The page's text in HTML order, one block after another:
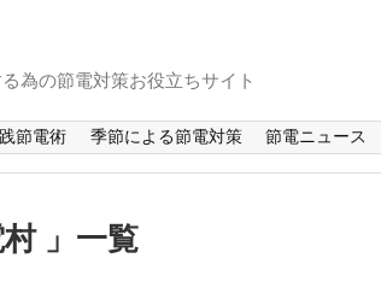
為の節電対策お役立ちサイト
節電術 季節による節電対策 節電ニュース
村 」一覧